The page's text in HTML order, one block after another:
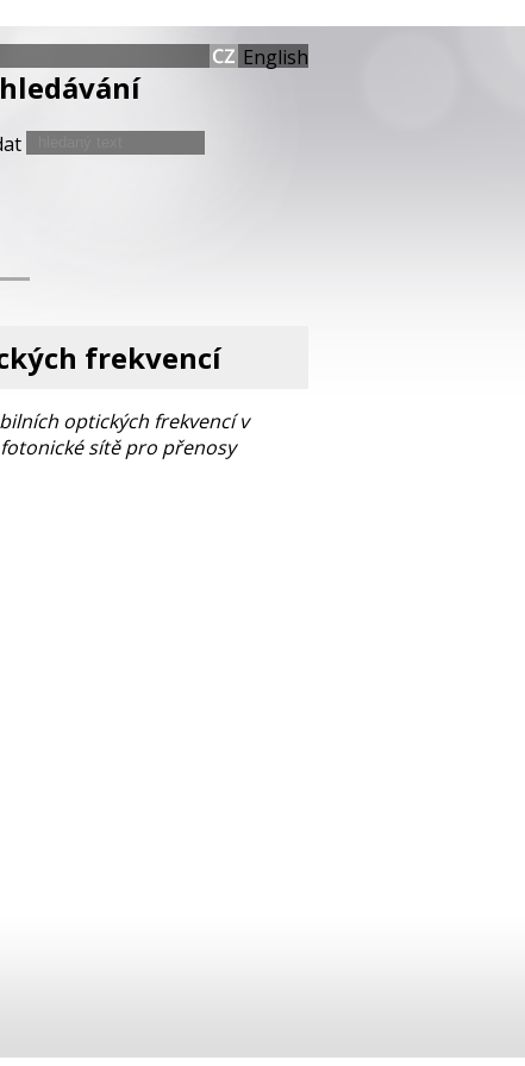
English
frekvencí
optických frekvencí v
sítě pro přenosy